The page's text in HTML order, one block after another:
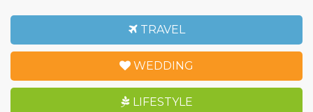
TRAVEL
WEDDING
LIFESTYLE